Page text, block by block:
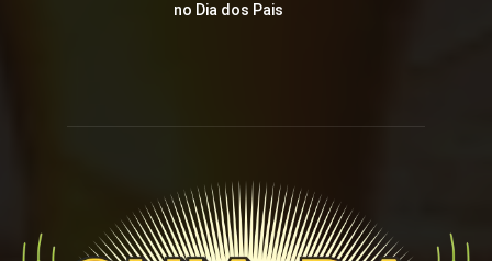
no Dia dos Pais